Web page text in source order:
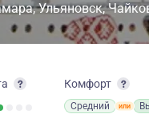
Ульяновск
Комфорт
Средний